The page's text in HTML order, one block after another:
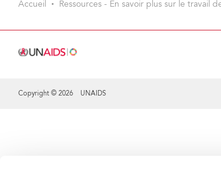
Accueil Ressources - En savoir plus sur le travail
Copyright © 2026 UNAIDS